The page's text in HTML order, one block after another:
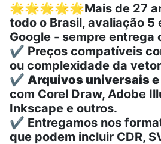
🌟🌟🌟🌟🌟Mais de 27
todo o Brasil, avaliação 5
Google - sempre entrega
✔️ Preços compatíveis
ou complexidade da
✔️ Arquivos universais
com Corel Draw, Adobe
Inkscape e outros.
✔️ Entregamos nos
que podem incluir CDR,